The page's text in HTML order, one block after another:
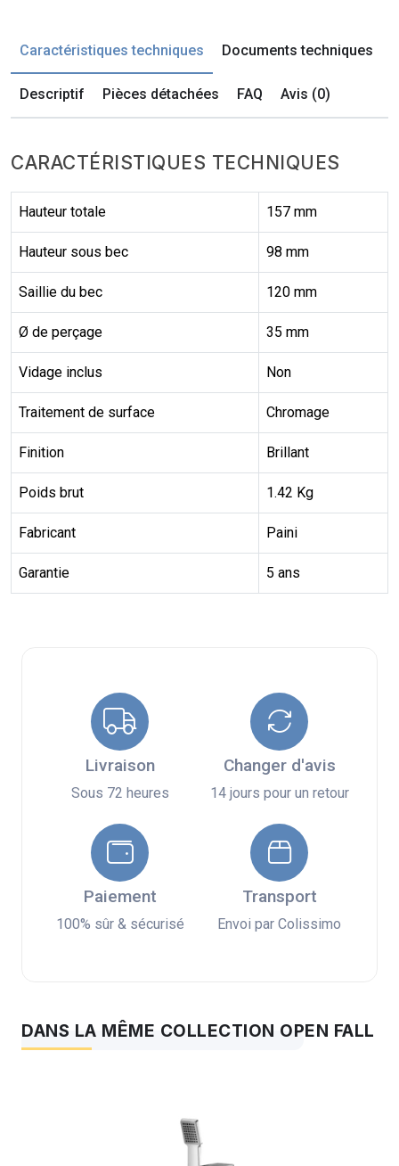
Caractéristiques techniques Documents techniques
Descriptif Pièces détachées FAQ Avis (0)
CARACTÉRISTIQUES TECHNIQUES
Hauteur totale 157 mm
Hauteur sous bec 98 mm
Saillie du bec 120 mm
Ø de perçage 35 mm
Vidage inclus Non
Traitement de surface Chromage
Finition Brillant
Poids brut 1.42 Kg
Fabricant Paini
Garantie 5 ans
Livraison
Sous 72 heures
Changer d'avis
14 jours pour un retour
Paiement
100% sûr & sécurisé
Transport
Envoi par Colissimo
DANS LA MÊME COLLECTION OPEN FALL